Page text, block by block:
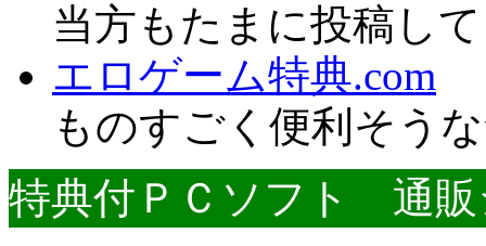
当方もたまに投稿し
エロゲーム特典.com
ものすごく便利そう
特典付ＰＣソフト 通販